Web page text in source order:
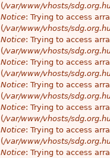
(/var/www/vhosts/
Notice: Trying to access
(/var/www/vhosts/
Notice: Trying to access
(/var/www/vhosts/
Notice: Trying to access
(/var/www/vhosts/
Notice: Trying to access
(/var/www/vhosts/
Notice: Trying to access
(/var/www/vhosts/
Notice: Trying to access
(/var/www/vhosts/
Notice: Trying to access